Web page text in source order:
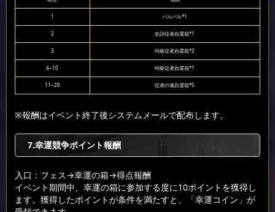
1 パルパル*1
2 史詩従者自選箱*1
3 特級従者自選箱*2
4~10 特級従者自選箱*1
11~20 従者の魂自選箱*5
※報酬はイベント終了後システムメールで配布します。
7.幸運競争ポイント報酬
入口：フェス→幸運の箱→得点報酬
イベント期間中、幸運の箱に参加する度に10ポイントを獲得し
ます。獲得したポイントが条件を満たすと、「幸運コイン」が